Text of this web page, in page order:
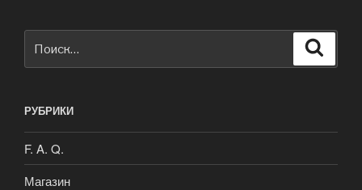
РУБРИКИ
F. A. Q.
Магазин